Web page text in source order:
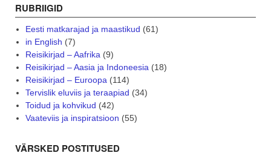
RUBRIIGID
Eesti matkarajad ja maastikud (61)
in English (7)
Reisikirjad – Aafrika (9)
Reisikirjad – Aasia ja Indoneesia (18)
Reisikirjad – Euroopa (114)
Tervislik eluviis ja teraapiad (34)
Toidud ja kohvikud (42)
Vaateviis ja inspiratsioon (55)
VÄRSKED POSTITUSED